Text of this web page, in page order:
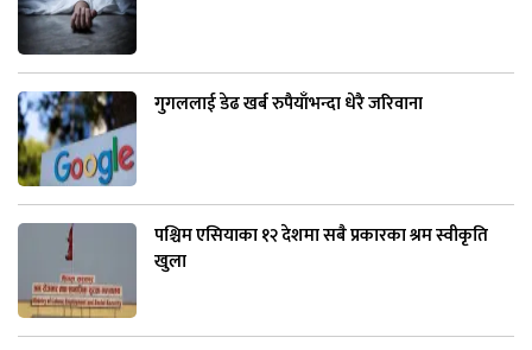
गुगललाई डेढ खर्ब रुपैयाँभन्दा धेरै जरिवाना
पश्चिम एसियाका १२ देशमा सबै प्रकारका श्रम स्वीकृति
खुला